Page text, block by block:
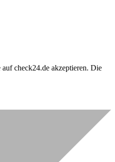
check24.de akzeptieren. Die